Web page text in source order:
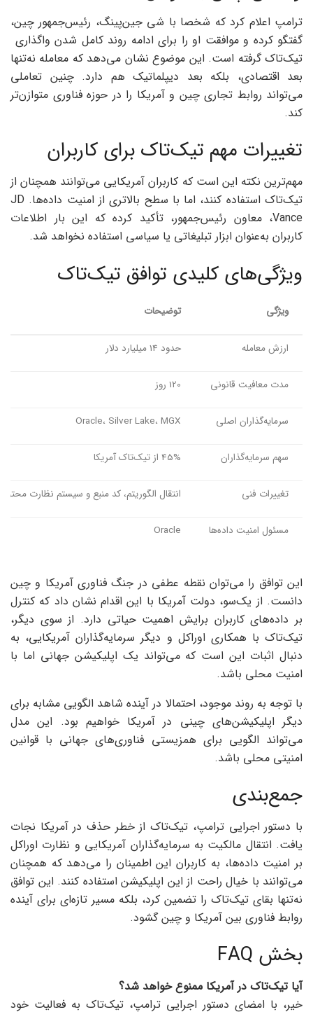
ترامپ اعلام کرد که شخصا با شی جین‌پینگ، رئیس‌جمهور چین،
گفتگو کرده و موافقت او را برای ادامه روند کامل شدن واگذاری
تیک‌تاک گرفته است. این موضوع نشان می‌دهد که معامله نه‌تنها
بعد اقتصادی، بلکه بعد دیپلماتیک هم دارد. چنین تعاملی
می‌تواند روابط تجاری چین و آمریکا را در حوزه فناوری متوازن‌تر
کند.
تغییرات مهم تیک‌تاک برای کاربران
مهم‌ترین نکته این است که کاربران آمریکایی می‌توانند همچنان از
تیک‌تاک استفاده کنند، اما با سطح بالاتری از امنیت داده‌ها. JD
Vance، معاون رئیس‌جمهور، تأکید کرده که این بار اطلاعات
کاربران به‌عنوان ابزار تبلیغاتی یا سیاسی استفاده نخواهد شد.
ویژگی‌های کلیدی توافق تیک‌تاک
ویژگی توضیحات
ارزش معامله حدود 14 میلیارد دلار
مدت معافیت قانونی 120 روز
سرمایه‌گذاران اصلی Oracle، Silver Lake، MGX
سهم سرمایه‌گذاران 45% از تیک‌تاک آمریکا
تغییرات فنی انتقال الگوریتم، کد منبع و سیستم نظارت محتوا
مسئول امنیت داده‌ها Oracle
این توافق را می‌توان نقطه عطفی در جنگ فناوری آمریکا و چین
دانست. از یک‌سو، دولت آمریکا با این اقدام نشان داد که کنترل
بر داده‌های کاربران برایش اهمیت حیاتی دارد. از سوی دیگر،
تیک‌تاک با همکاری اوراکل و دیگر سرمایه‌گذاران آمریکایی، به
دنبال اثبات این است که می‌تواند یک اپلیکیشن جهانی اما با
امنیت محلی باشد.
با توجه به روند موجود، احتمالا در آینده شاهد الگویی مشابه برای
دیگر اپلیکیشن‌های چینی در آمریکا خواهیم بود. این مدل
می‌تواند الگویی برای همزیستی فناوری‌های جهانی با قوانین
امنیتی محلی باشد.
جمع‌بندی
با دستور اجرایی ترامپ، تیک‌تاک از خطر حذف در آمریکا نجات
یافت. انتقال مالکیت به سرمایه‌گذاران آمریکایی و نظارت اوراکل
بر امنیت داده‌ها، به کاربران این اطمینان را می‌دهد که همچنان
می‌توانند با خیال راحت از این اپلیکیشن استفاده کنند. این توافق
نه‌تنها بقای تیک‌تاک را تضمین کرد، بلکه مسیر تازه‌ای برای آینده
روابط فناوری بین آمریکا و چین گشود.
بخش FAQ
آیا تیک‌تاک در آمریکا ممنوع خواهد شد؟
خیر، با امضای دستور اجرایی ترامپ، تیک‌تاک به فعالیت خود